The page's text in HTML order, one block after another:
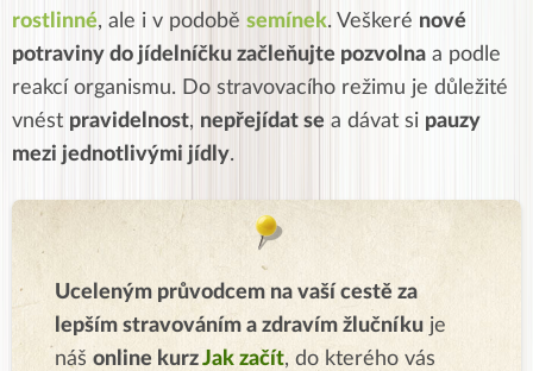
rostlinné, ale i v podobě semínek. Veškeré nové
potraviny do jídelníčku začleňujte pozvolna a podle
reakcí organismu. Do stravovacího režimu je důležité
vnést pravidelnost, nepřejídat se a dávat si pauzy
mezi jednotlivými jídly.
Uceleným průvodcem na vaší cestě za
lepším stravováním a zdravím žlučníku je
náš online kurzJak začít, do kterého vás